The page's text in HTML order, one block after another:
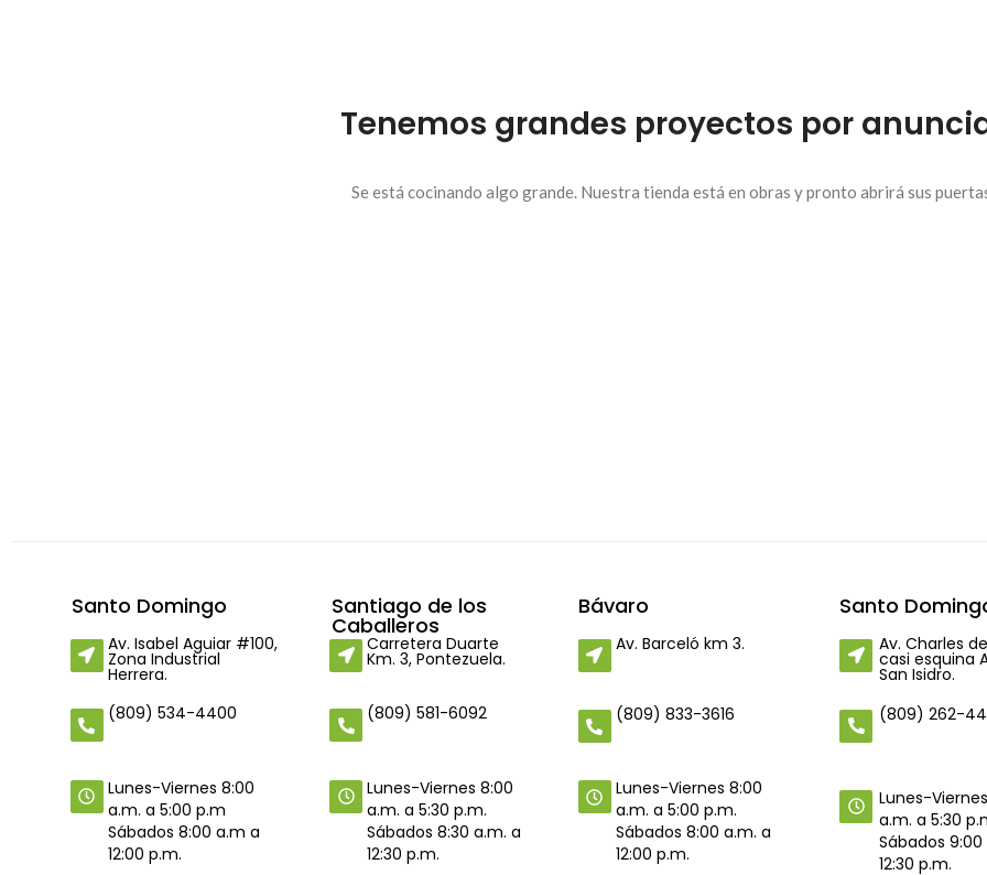
Tenemos grandes proyectos por
Se está cocinando algo grande. Nuestra tienda está en obras y pronto abrirá sus
Santo Domingo
Av. Isabel Aguiar #100,
Zona Industrial
Herrera.
(809) 534-4400
Lunes-Viernes 8:00
a.m. a 5:00 p.m
Sábados 8:00 a.m a
12:00 p.m.
Santiago de los
Caballeros
Carretera Duarte
Km. 3, Pontezuela.
(809) 581-6092
Lunes-Viernes 8:00
a.m. a 5:30 p.m.
Sábados 8:30 a.m. a
12:30 p.m.
Bávaro
Av. Barceló km 3.
(809) 833-3616
Lunes-Viernes 8:00
a.m. a 5:00 p.m.
Sábados 8:00 a.m. a
12:00 p.m.
Santo
Av. Charles
casi esquina
San Isidro.
(809) 262-
Lunes-
a.m. a 5:30
Sábados 9:00
12:30 p.m.